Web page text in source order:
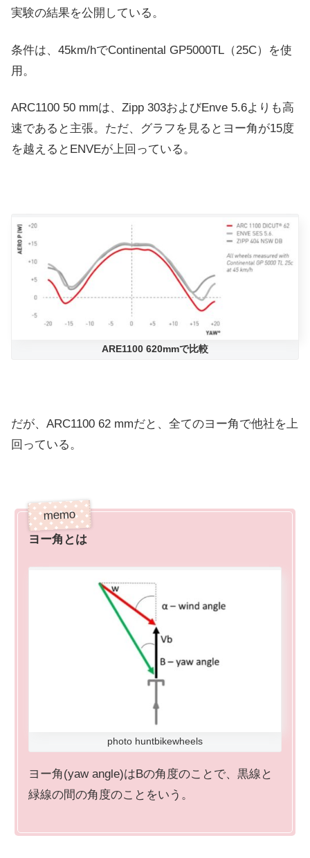
実験の結果を公開している。
条件は、45km/hでContinental GP5000TL（25C）を使
用。
ARC1100 50 mmは、Zipp 303およびEnve 5.6よりも高
速であると主張。ただ、グラフを見るとヨー角が15度
を越えるとENVEが上回っている。
ARE1100 620mmで比較
だが、ARC1100 62 mmだと、全てのヨー角で他社を上
回っている。
ヨー角とは
photo huntbikewheels
ヨー角(yaw angle)はBの角度のことで、黒線と
緑線の間の角度のことをいう。